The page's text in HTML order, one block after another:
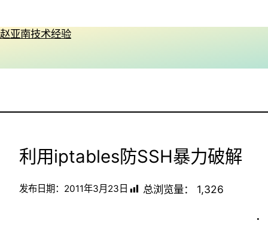
内
赵亚南技术经验
利用iptables防SSH暴力破解
发布日期： 2011年3月23日 总浏览量： 1,326